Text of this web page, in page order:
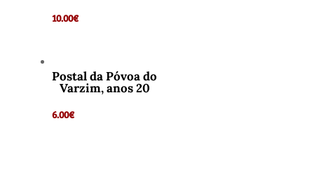
10.00€
Postal da Póvoa do
Varzim, anos 20
6.00€